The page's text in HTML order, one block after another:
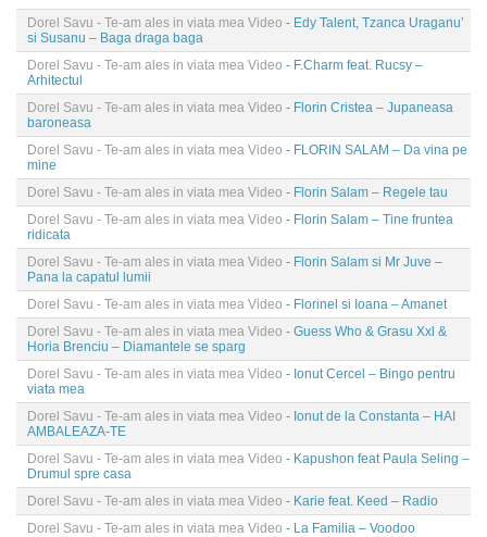
Dorel Savu - Te-am ales in viata mea Video - Edy Talent, Tzanca Uraganu’
si Susanu – Baga draga baga
Dorel Savu - Te-am ales in viata mea Video - F.Charm feat. Rucsy –
Arhitectul
Dorel Savu - Te-am ales in viata mea Video - Florin Cristea – Jupaneasa
baroneasa
Dorel Savu - Te-am ales in viata mea Video - FLORIN SALAM – Da vina pe
mine
Dorel Savu - Te-am ales in viata mea Video - Florin Salam – Regele tau
Dorel Savu - Te-am ales in viata mea Video - Florin Salam – Tine fruntea
ridicata
Dorel Savu - Te-am ales in viata mea Video - Florin Salam si Mr Juve –
Pana la capatul lumii
Dorel Savu - Te-am ales in viata mea Video - Florinel si Ioana – Amanet
Dorel Savu - Te-am ales in viata mea Video - Guess Who & Grasu Xxl &
Horia Brenciu – Diamantele se sparg
Dorel Savu - Te-am ales in viata mea Video - Ionut Cercel – Bingo pentru
viata mea
Dorel Savu - Te-am ales in viata mea Video - Ionut de la Constanta – HAI
AMBALEAZA-TE
Dorel Savu - Te-am ales in viata mea Video - Kapushon feat Paula Seling –
Drumul spre casa
Dorel Savu - Te-am ales in viata mea Video - Karie feat. Keed – Radio
Dorel Savu - Te-am ales in viata mea Video - La Familia – Voodoo